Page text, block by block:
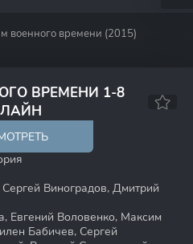
военного времени (2015)
ВРЕМЕНИ 1-8
60
Виноградов, Дмитрий
Евгений Воловенко, Максим
Бабичев, Сергей